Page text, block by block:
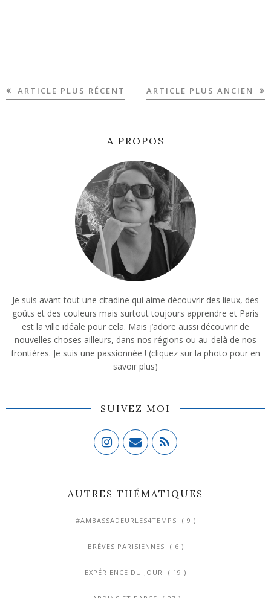
ARTICLE PLUS RÉCENT ARTICLE PLUS ANCIEN
A PROPOS
Je suis avant tout une citadine qui aime découvrir des lieux, des
goûts et des couleurs mais surtout toujours apprendre et Paris
est la ville idéale pour cela. Mais j’adore aussi découvrir de
nouvelles choses ailleurs, dans nos régions ou au-delà de nos
frontières. Je suis une passionnée ! (cliquez sur la photo pour en
savoir plus)
SUIVEZ MOI
AUTRES THÉMATIQUES
#AMBASSADEURLES4TEMPS ( 9 )
BRÈVES PARISIENNES ( 6 )
EXPÉRIENCE DU JOUR ( 19 )